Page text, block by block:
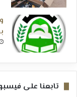
تابعنا على